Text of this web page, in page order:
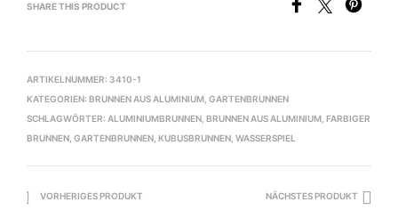
SHARE THIS PRODUCT
ARTIKELNUMMER: 3410-1
KATEGORIEN: BRUNNEN AUS ALUMINIUM GARTENBRUNNEN
SCHLAGWÖRTER: ALUMINIUMBRUNNEN BRUNNEN AUS ALUMINIUM FARBIGER
BRUNNEN GARTENBRUNNEN KUBUSBRUNNEN WASSERSPIEL
VORHERIGES PRODUKT NÄCHSTES PRODUKT